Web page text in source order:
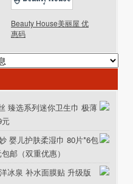
Beauty House美丽屋 优
惠码
臻选系列迷你卫生巾 极薄
婴儿护肤柔湿巾 80片*6包
邮（双重优惠）
冰泉 补水面膜贴 升级版